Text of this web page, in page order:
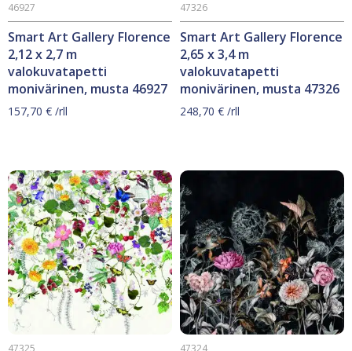
Smart Art Gallery Florence
2,12 x 2,7 m
valokuvatapetti
monivärinen, musta 46927
46927
157,70 € /rll
Smart Art Gallery Florence
2,65 x 3,4 m
valokuvatapetti
monivärinen, musta 47326
47326
248,70 € /rll
47325 47324